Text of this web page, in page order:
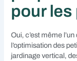
pour les
Oui, c’est même
l’optimisation des
jardinage vertical,